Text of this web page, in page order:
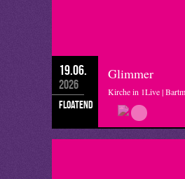
19.06.
2026
floatend
Glimmer
Kirche in 1Live |